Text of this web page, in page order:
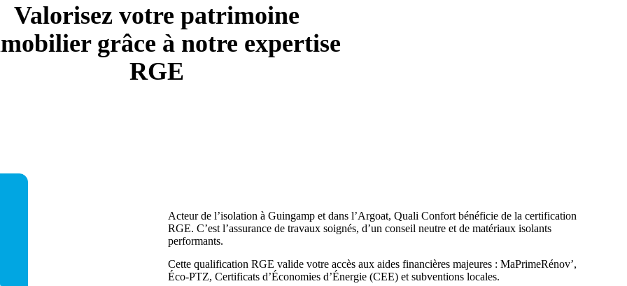
Valorisez votre patrimoine
grâce à notre expertise
RGE
Acteur de l’isolation à Guingamp et dans l’Argoat, Quali Confort bénéficie de la certification
RGE. C’est l’assurance de travaux soignés, d’un conseil neutre et de matériaux isolants
performants.
Cette qualification RGE valide votre accès aux aides financières majeures : MaPrimeRénov’,
Éco-PTZ, Certificats d’Économies d’Énergie (CEE) et subventions locales.